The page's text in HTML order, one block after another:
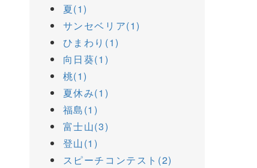
夏(1)
サンセベリア(1)
ひまわり(1)
向日葵(1)
桃(1)
夏休み(1)
福島(1)
富士山(3)
登山(1)
スピーチコンテスト(2)